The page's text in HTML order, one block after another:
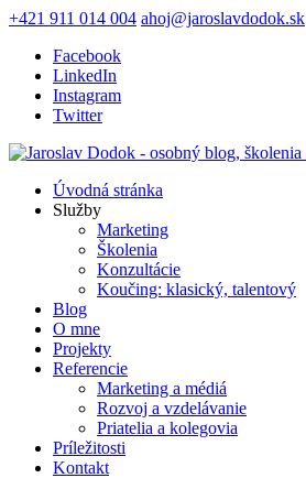
+421 911 014 004 ahoj@jaroslavdodok.sk
Facebook
LinkedIn
Instagram
Twitter
Úvodná stránka
Služby
Marketing
Školenia
Konzultácie
Koučing: klasický, talentový
Blog
O mne
Projekty
Referencie
Marketing a médiá
Rozvoj a vzdelávanie
Priatelia a kolegovia
Príležitosti
Kontakt